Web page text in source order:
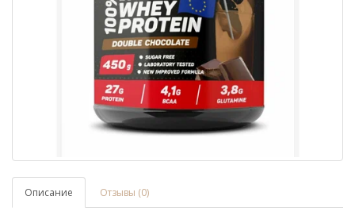
Описание Отзывы (0)